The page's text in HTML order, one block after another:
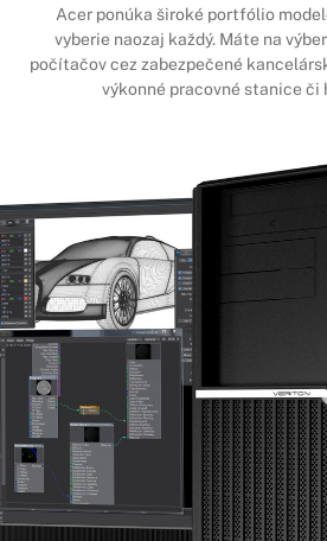
Acer ponúka široké portfólio
vyberie naozaj každý. Máte na
počítačov cez zabezpečené
výkonné pracovné stanice či